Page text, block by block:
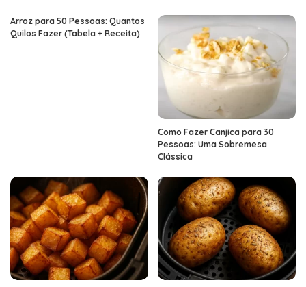
Arroz para 50 Pessoas: Quantos
Quilos Fazer (Tabela + Receita)
Como Fazer Canjica para 30
Pessoas: Uma Sobremesa
Clássica